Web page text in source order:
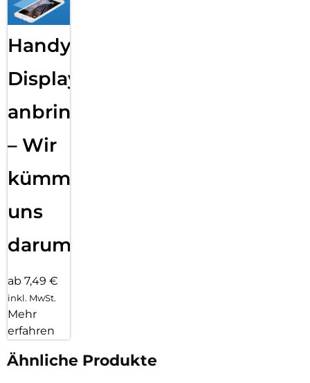
Handy
Displayfolie
anbringen
– Wir
kümmern
uns
darum!
ab 7,49 €
inkl. MwSt.
Mehr
erfahren
Ähnliche Produkte